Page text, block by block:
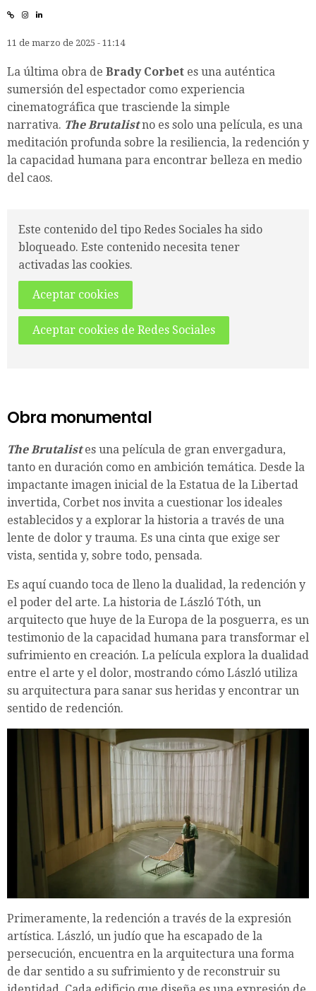
11 de marzo de 2025 - 11:14
La última obra de Brady Corbet es una auténtica
sumersión del espectador como experiencia
cinematográfica que trasciende la simple
narrativa. The Brutalistno es solo una película, es una
meditación profunda sobre la resiliencia, la redención y
la capacidad humana para encontrar belleza en medio
del caos.
Este contenido del tipo Redes Sociales ha sido
bloqueado. Este contenido necesita tener
activadas las cookies.
Aceptar cookies
Aceptar cookies de Redes Sociales
Obra monumental
The Brutalistes una película de gran envergadura,
tanto en duración como en ambición temática. Desde la
impactante imagen inicial de la Estatua de la Libertad
invertida, Corbet nos invita a cuestionar los ideales
establecidos y a explorar la historia a través de una
lente de dolor y trauma. Es una cinta que exige ser
vista, sentida y, sobre todo, pensada.
Es aquí cuando toca de lleno la dualidad, la redención y
el poder del arte. La historia de László Tóth, un
arquitecto que huye de la Europa de la posguerra, es un
testimonio de la capacidad humana para transformar el
sufrimiento en creación. La película explora la dualidad
entre el arte y el dolor, mostrando cómo László utiliza
su arquitectura para sanar sus heridas y encontrar un
sentido de redención.
Primeramente, la redención a través de la expresión
artística. László, un judío que ha escapado de la
persecución, encuentra en la arquitectura una forma
de dar sentido a su sufrimiento y de reconstruir su